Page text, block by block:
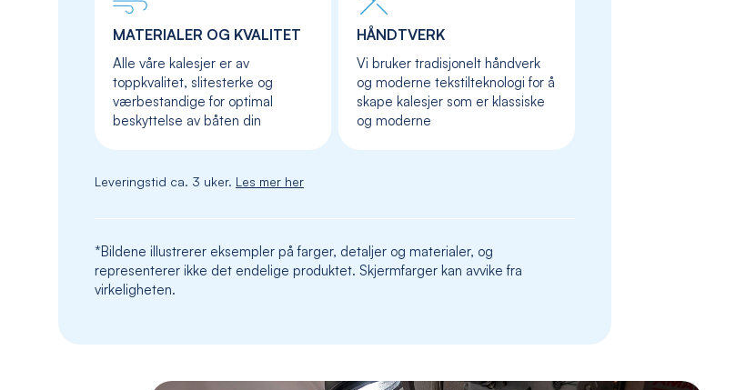
MATERIALER OG KVALITET
Alle våre kalesjer er av
toppkvalitet, slitesterke og
værbestandige for optimal
beskyttelse av båten din
HÅNDTVERK
Vi bruker tradisjonelt håndverk
og moderne tekstilteknologi for å
skape kalesjer som er klassiske
og moderne
Leveringstid ca. 3 uker. Les mer her
*Bildene illustrerer eksempler på farger, detaljer og materialer, og
representerer ikke det endelige produktet. Skjermfarger kan avvike fra
virkeligheten.